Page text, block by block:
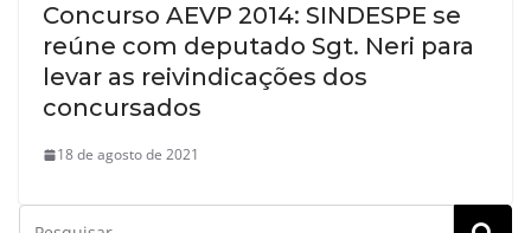
Concurso AEVP 2014: SINDESPE se
reúne com deputado Sgt. Neri para
levar as reivindicações dos
concursados
18 de agosto de 2021